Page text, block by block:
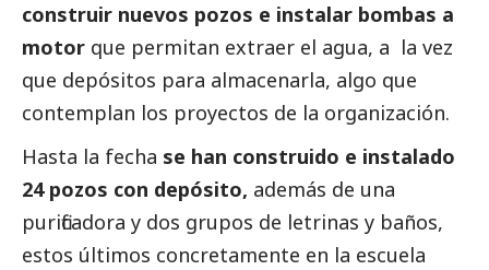
construir nuevos pozos e instalar bombas a
motor que permitan extraer el agua, a la vez
que depósitos para almacenarla, algo que
contemplan los proyectos de la organización.
Hasta la fecha se han construido e instalado
24 pozos con depósito, además de una
purificadora y dos grupos de letrinas y baños,
estos últimos concretamente en la escuela